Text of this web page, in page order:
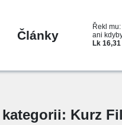
Články
Řekl
ani
Lk 16,31
Kurz